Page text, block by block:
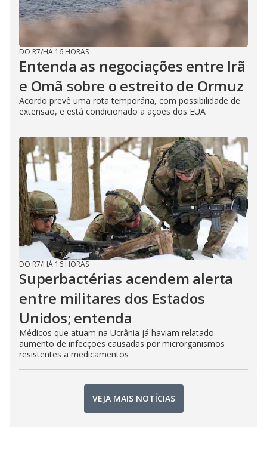
DO R7/HÁ 16 HORAS
Entenda as negociações entre Irã
e Omã sobre o estreito de Ormuz
Acordo prevê uma rota temporária, com possibilidade de
extensão, e está condicionado a ações dos EUA
DO R7/HÁ 16 HORAS
Superbactérias acendem alerta
entre militares dos Estados
Unidos; entenda
Médicos que atuam na Ucrânia já haviam relatado
aumento de infecções causadas por microrganismos
resistentes a medicamentos
VEJA MAIS NOTÍCIAS